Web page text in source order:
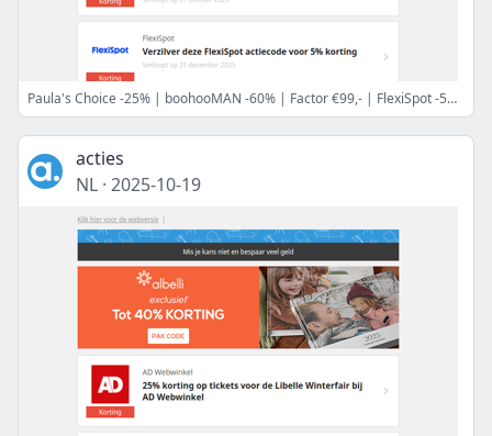
Paula's Choice -25% | boohooMAN -60% | Factor €99,- | FlexiSpot -5% en meer
acties
NL · 2025-10-19